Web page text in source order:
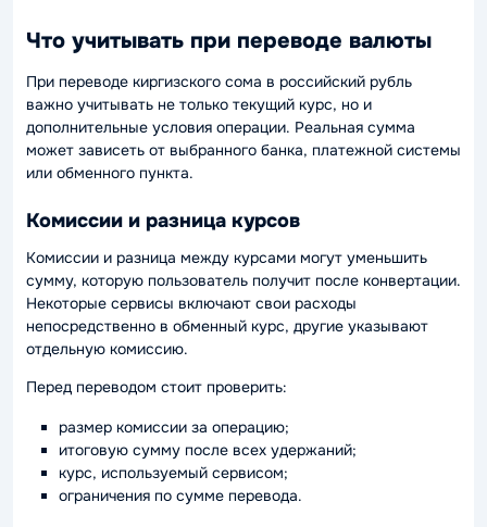
Что учитывать при переводе валюты
При переводе киргизского сома в российский рубль
важно учитывать не только текущий курс, но и
дополнительные условия операции. Реальная сумма
может зависеть от выбранного банка, платежной системы
или обменного пункта.
Комиссии и разница курсов
Комиссии и разница между курсами могут уменьшить
сумму, которую пользователь получит после конвертации.
Некоторые сервисы включают свои расходы
непосредственно в обменный курс, другие указывают
отдельную комиссию.
Перед переводом стоит проверить:
размер комиссии за операцию;
итоговую сумму после всех удержаний;
курс, используемый сервисом;
ограничения по сумме перевода.